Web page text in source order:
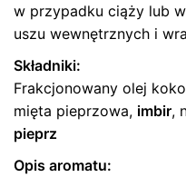
w przypadku ciąży lub
uszu wewnętrznych i
Składniki:
Frakcjonowany olej
mięta pieprzowa, imbir,
pieprz
Opis aromatu: